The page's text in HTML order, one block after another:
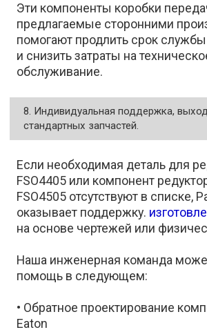
Эти компоненты коробки
предлагаемые сторонними
помогают продлить срок
и снизить затраты на
обслуживание.
8. Индивидуальная поддержка,
стандартных запчастей.
Если необходимая деталь для
FSO4405 или компонент
FSO4505 отсутствуют в списке,
оказывает поддержку.
на основе чертежей или
Наша инженерная команда
помощь в следующем:
• Обратное проектирование
Eaton